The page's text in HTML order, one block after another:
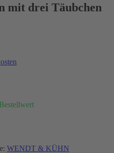
mit drei Täubchen
WENDT & KÜHN